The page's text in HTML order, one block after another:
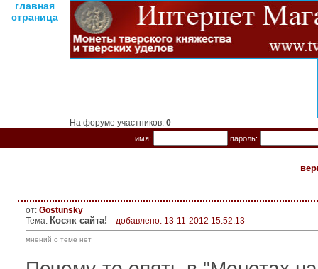
главная
страница
На форуме участников: 0
имя: пароль:
от: Gostunsky
Тема: Косяк сайта! добавлено: 13-11-2012 15:52:13
мнений о теме нет